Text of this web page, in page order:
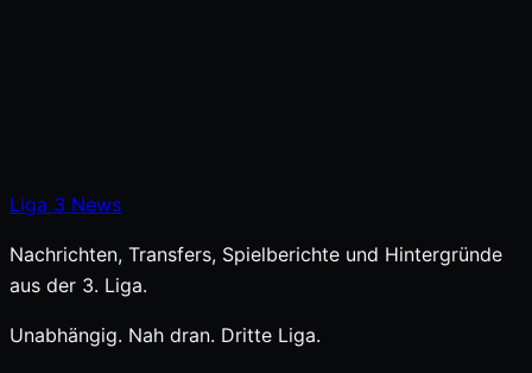
Liga 3 News
Nachrichten, Transfers, Spielberichte und Hintergründe
aus der 3. Liga.
Unabhängig. Nah dran. Dritte Liga.